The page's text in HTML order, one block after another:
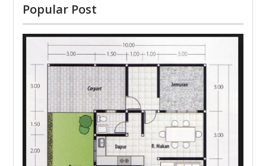
Popular Post